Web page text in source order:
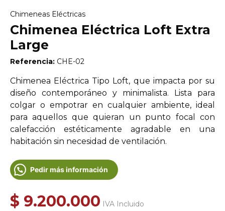
Chimeneas Eléctricas
Chimenea Eléctrica Loft Extra
Large
Referencia: CHE-02
Chimenea Eléctrica Tipo Loft, que impacta por su
diseño contemporáneo y minimalista. Lista para
colgar o empotrar en cualquier ambiente, ideal
para aquellos que quieran un punto focal con
calefacción estéticamente agradable en una
habitación sin necesidad de ventilación.
Pedir más información
$ 9.200.000 IVA Incluido